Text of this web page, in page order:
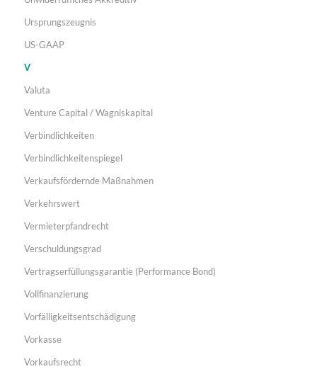
Ursprungszeugnis
US-GAAP
V
Valuta
Venture Capital / Wagniskapital
Verbindlichkeiten
Verbindlichkeitenspiegel
Verkaufsfördernde Maßnahmen
Verkehrswert
Vermieterpfandrecht
Verschuldungsgrad
Vertragserfüllungsgarantie (Performance Bond)
Vollfinanzierung
Vorfälligkeitsentschädigung
Vorkasse
Vorkaufsrecht